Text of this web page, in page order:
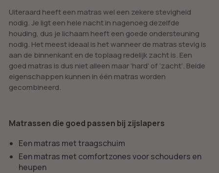
Uiteraard heeft een matras wel een zekere stevigheid
nodig. Je ligt een hele nacht in nagenoeg dezelfde
houding, dus je lichaam heeft een goede ondersteuning
nodig. Het meest ideaal is het wanneer de matras stevig is
aan de binnenkant en de toplaag redelijk zacht is. Een
goed matras is dus niet alleen maar ‘hard’ of ‘zacht’. Beide
eigenschappen kunnen in één matras worden
gecombineerd.
Matrassen die goed passen bij zijslapers
Een matras met traagschuim
Een matras met comfortzones voor schouders en
heupen